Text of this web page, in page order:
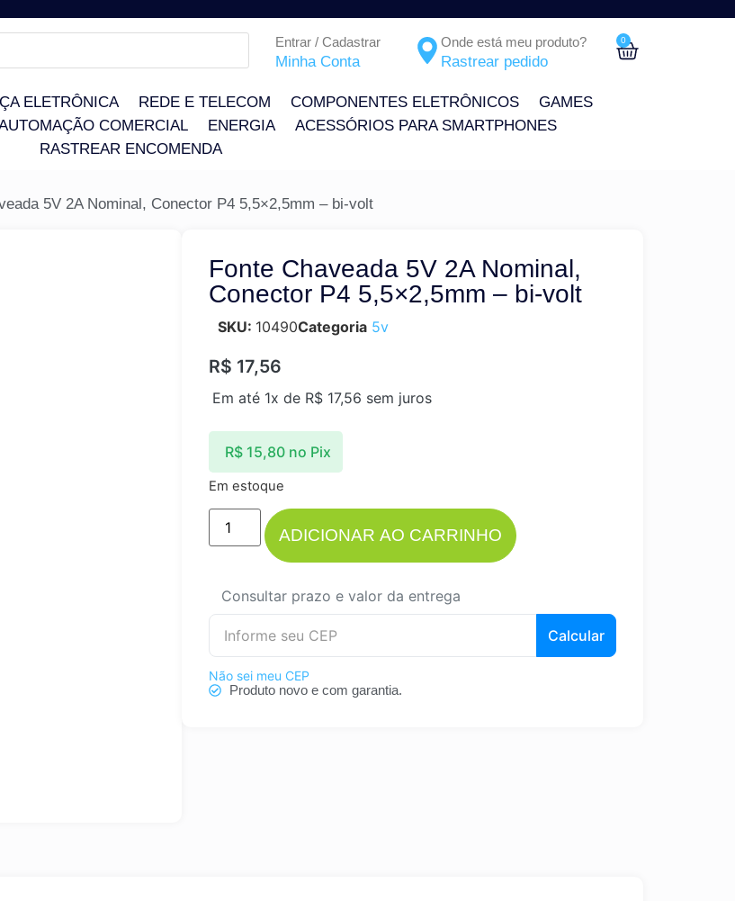
Entrar / Cadastrar
Minha Conta
Onde está meu produto?
Rastrear pedido
0
ELETRÔNICA REDE E TELECOM COMPONENTES ELETRÔNICOS
GAMES
COMERCIAL ENERGIA
ACESSÓRIOS PARA SMARTPHONES
RASTREAR ENCOMENDA
5V 2A Nominal, Conector P4 5,5×2,5mm – bi-volt
Fonte Chaveada 5V 2A Nominal,
Conector P4 5,5×2,5mm – bi-volt
SKU: 10490Categoria 5v
R$ 17,56
Em até 1x de R$ 17,56 sem juros
R$15,80 no Pix
Em estoque
ADICIONAR AO CARRINHO
Consultar prazo e valor da entrega
Calcular
Não sei meu CEP
Produto novo e com garantia.